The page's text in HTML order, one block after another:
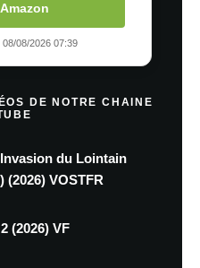
08/08/2026 07:39
DE NOTRE CHAINE
du Lointain
VOSTFR
(2026) VF